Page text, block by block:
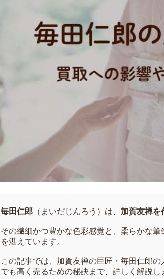
毎田仁郎 （まいだじんろう）は、 加賀友禅を
その繊細かつ豊かな色彩感覚と、柔らかな
を湛えています。
この記事では、加賀友禅の巨匠・毎田仁郎
でも高く売るための秘訣まで、詳しく解説し